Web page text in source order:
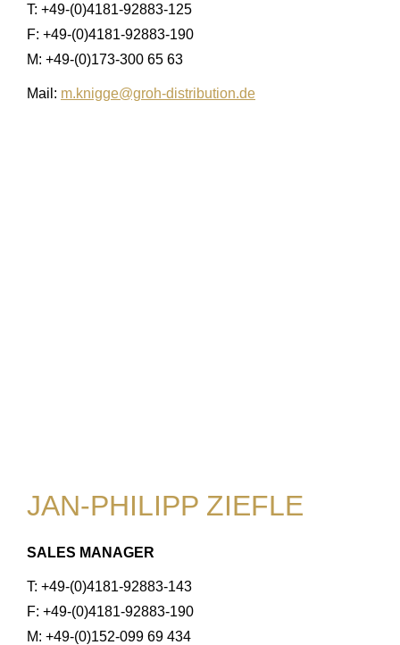
T: +49-(0)4181-92883-125
F: +49-(0)4181-92883-190
M: +49-(0)173-300 65 63
Mail: m.knigge@groh-distribution.de
JAN-PHILIPP ZIEFLE
SALES MANAGER
T: +49-(0)4181-92883-143
F: +49-(0)4181-92883-190
M: +49-(0)152-099 69 434